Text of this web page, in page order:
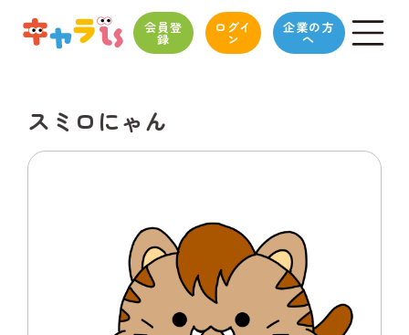
会員登
録
ログイ
ン
企業の方
へ
スミロにゃん